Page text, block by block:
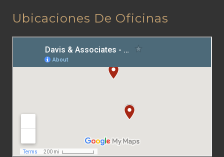
Ubicaciones De Oficinas